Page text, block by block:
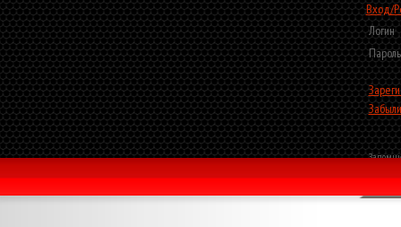
Вход/
Логин
Пароль